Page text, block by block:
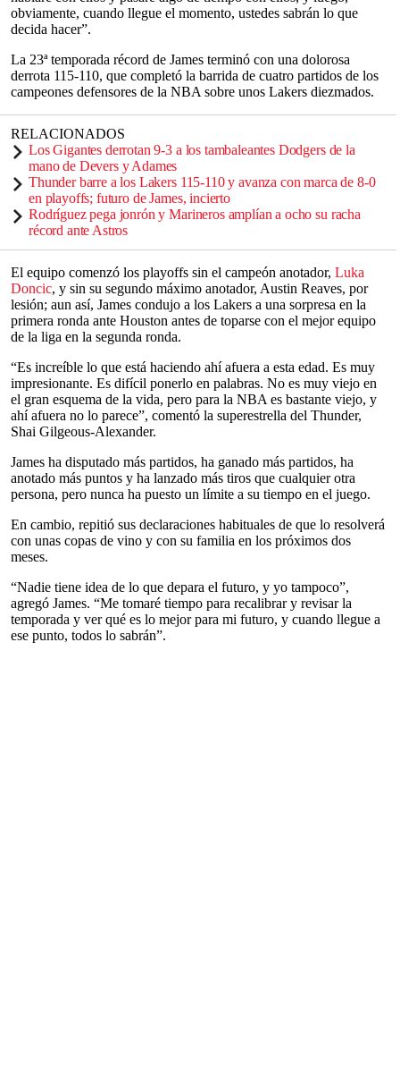
obviamente, cuando llegue el momento, ustedes sabrán lo que
decida hacer”.
La 23ª temporada récord de James terminó con una dolorosa
derrota 115-110, que completó la barrida de cuatro partidos de los
campeones defensores de la NBA sobre unos Lakers diezmados.
RELACIONADOS
Los Gigantes derrotan 9-3 a los tambaleantes Dodgers de la
mano de Devers y Adames
Thunder barre a los Lakers 115-110 y avanza con marca de 8-0
en playoffs; futuro de James, incierto
Rodríguez pega jonrón y Marineros amplían a ocho su racha
récord ante Astros
El equipo comenzó los playoffs sin el campeón anotador, Luka
Doncic, y sin su segundo máximo anotador, Austin Reaves, por
lesión; aun así, James condujo a los Lakers a una sorpresa en la
primera ronda ante Houston antes de toparse con el mejor equipo
de la liga en la segunda ronda.
“Es increíble lo que está haciendo ahí afuera a esta edad. Es muy
impresionante. Es difícil ponerlo en palabras. No es muy viejo en
el gran esquema de la vida, pero para la NBA es bastante viejo, y
ahí afuera no lo parece”, comentó la superestrella del Thunder,
Shai Gilgeous-Alexander.
James ha disputado más partidos, ha ganado más partidos, ha
anotado más puntos y ha lanzado más tiros que cualquier otra
persona, pero nunca ha puesto un límite a su tiempo en el juego.
En cambio, repitió sus declaraciones habituales de que lo resolverá
con unas copas de vino y con su familia en los próximos dos
meses.
“Nadie tiene idea de lo que depara el futuro, y yo tampoco”,
agregó James. “Me tomaré tiempo para recalibrar y revisar la
temporada y ver qué es lo mejor para mi futuro, y cuando llegue a
ese punto, todos lo sabrán”.